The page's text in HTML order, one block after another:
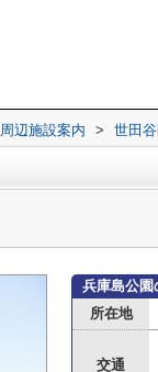
周辺施設案内 > 世田
兵庫島公園
所在地
交通